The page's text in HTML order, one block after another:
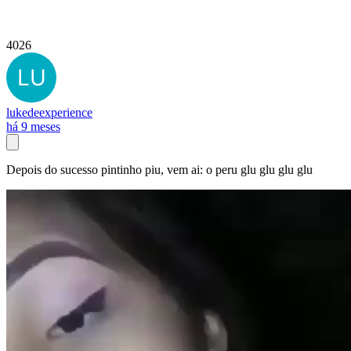
4026
lukedeexperience
há 9 meses
Depois do sucesso pintinho piu, vem ai: o peru glu glu glu glu